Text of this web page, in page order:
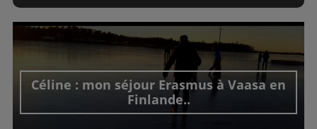
Céline : mon séjour Erasmus à Vaasa en
Finlande..